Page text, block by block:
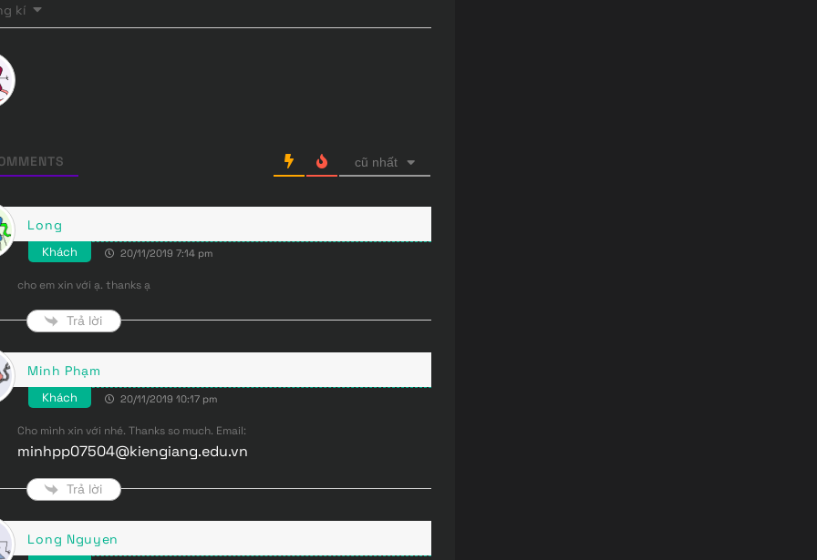
kí
cũ nhất
Long
Khách 20/11/2019 7:14 pm
cho em xin với ạ. thanks ạ
Trả lời
Minh Phạm
Khách 20/11/2019 10:17 pm
Cho mình xin với nhé. Thanks so much. Email:
minhpp07504@kiengiang.edu.vn
Trả lời
Long Nguyen